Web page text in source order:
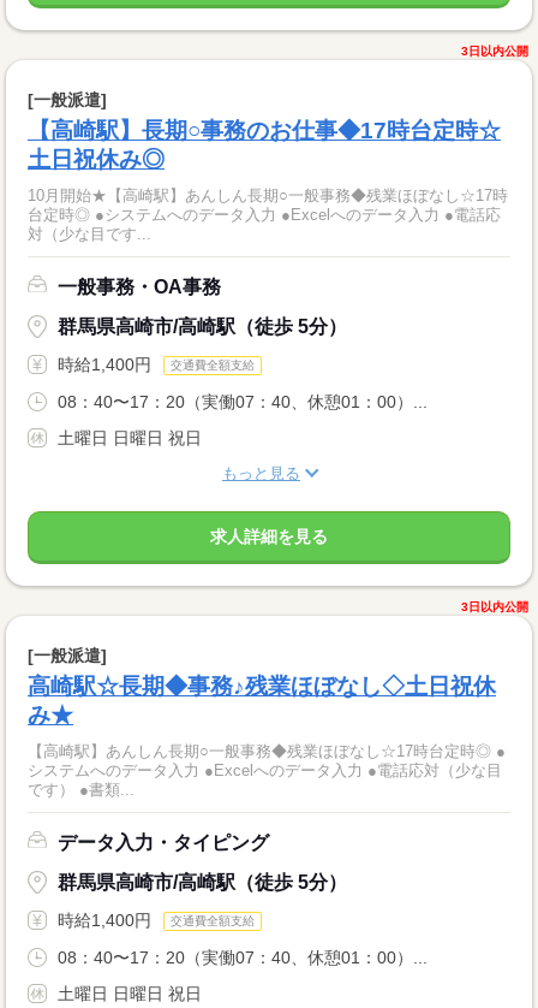
3日以内公開
[一般派遣]
【高崎駅】長期○事務のお仕事◆17時台定時☆
土日祝休み◎
10月開始★【高崎駅】あんしん長期○一般事務◆残業ほぼなし☆17時
台定時◎ ●システムへのデータ入力 ●Excelへのデータ入力 ●電話応
対（少な目です...
一般事務・OA事務
群馬県高崎市/高崎駅（徒歩 5分）
時給1,400円 交通費全額支給
08：40〜17：20（実働07：40、休憩01：00）...
土曜日 日曜日 祝日
もっと見る
求人詳細を見る
3日以内公開
[一般派遣]
高崎駅☆長期◆事務♪残業ほぼなし◇土日祝休
み★
【高崎駅】あんしん長期○一般事務◆残業ほぼなし☆17時台定時◎ ●
システムへのデータ入力 ●Excelへのデータ入力 ●電話応対（少な目
です） ●書類...
データ入力・タイピング
群馬県高崎市/高崎駅（徒歩 5分）
時給1,400円 交通費全額支給
08：40〜17：20（実働07：40、休憩01：00）...
土曜日 日曜日 祝日